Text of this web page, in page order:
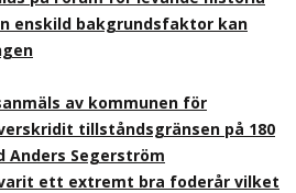
enskild bakgrundsfaktor kan
av kommunen för
tillståndsgränsen på 180
Anders Segerström
ett extremt bra foderår vilket